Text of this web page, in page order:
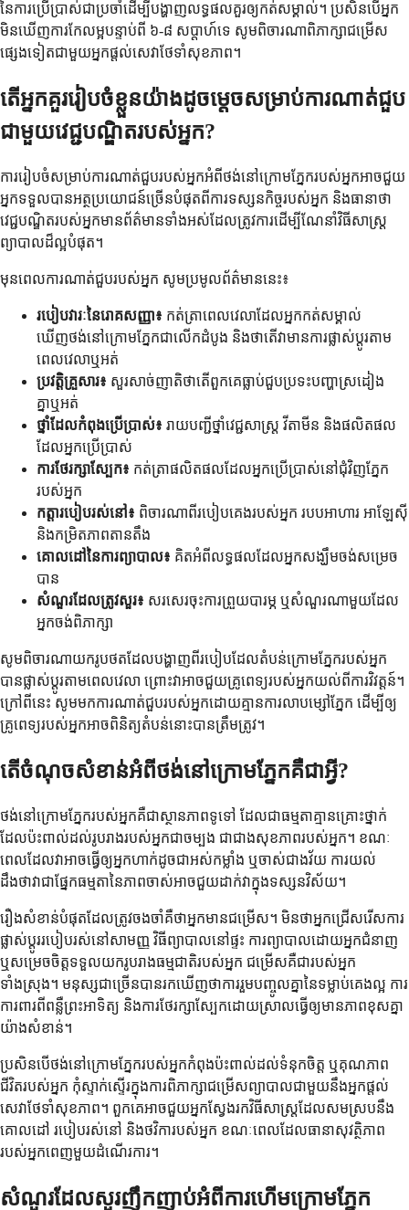
នៃការប្រើប្រាស់ជាប្រចាំដើម្បីបង្ហាញលទ្ធផលគួរឲ្យកត់សម្គាល់។ ប្រសិនបើអ្នក
មិនឃើញការកែលម្អបន្ទាប់ពី ៦-៨ សប្តាហ៍ទេ សូមពិចារណាពិភាក្សាជម្រើស
ផ្សេងទៀតជាមួយអ្នកផ្តល់សេវាថែទាំសុខភាព។
តើអ្នកគួររៀបចំខ្លួនយ៉ាងដូចម្តេចសម្រាប់ការណាត់ជួប
ជាមួយវេជ្ជបណ្ឌិតរបស់អ្នក?
ការរៀបចំសម្រាប់ការណាត់ជួបរបស់អ្នកអំពីថង់នៅក្រោមភ្នែករបស់អ្នកអាចជួយ
អ្នកទទួលបានអត្ថប្រយោជន៍ច្រើនបំផុតពីការទស្សនកិច្ចរបស់អ្នក និងធានាថា
វេជ្ជបណ្ឌិតរបស់អ្នកមានព័ត៌មានទាំងអស់ដែលត្រូវការដើម្បីណែនាំវិធីសាស្ត្រ
ព្យាបាលដ៏ល្អបំផុត។
មុនពេលការណាត់ជួបរបស់អ្នក សូមប្រមូលព័ត៌មាននេះ៖
របៀបវារៈនៃរោគសញ្ញា៖ កត់ត្រាពេលវេលាដែលអ្នកកត់សម្គាល់
ឃើញថង់នៅក្រោមភ្នែកជាលើកដំបូង និងថាតើវាមានការផ្លាស់ប្តូរតាម
ពេលវេលាឬអត់
ប្រវត្តិគ្រួសារ៖ សួរសាច់ញាតិថាតើពួកគេធ្លាប់ជួបប្រទះបញ្ហាស្រដៀង
គ្នាឬអត់
ថ្នាំដែលកំពុងប្រើប្រាស់៖ រាយបញ្ជីថ្នាំវេជ្ជសាស្រ្ត វីតាមីន និងផលិតផល
ដែលអ្នកប្រើប្រាស់
ការថែរក្សាស្បែក៖ កត់ត្រាផលិតផលដែលអ្នកប្រើប្រាស់នៅជុំវិញភ្នែក
របស់អ្នក
កត្តារបៀបរស់នៅ៖ ពិចារណាពីរបៀបគេងរបស់អ្នក របបអាហារ អាឡែស៊ី
និងកម្រិតភាពតានតឹង
គោលដៅនៃការព្យាបាល៖ គិតអំពីលទ្ធផលដែលអ្នកសង្ឃឹមចង់សម្រេច
បាន
សំណួរដែលត្រូវសួរ៖ សរសេរចុះការព្រួយបារម្ភ ឬសំណួរណាមួយដែល
អ្នកចង់ពិភាក្សា
សូមពិចារណាយករូបថតដែលបង្ហាញពីរបៀបដែលតំបន់ក្រោមភ្នែករបស់អ្នក
បានផ្លាស់ប្តូរតាមពេលវេលា ព្រោះវាអាចជួយគ្រូពេទ្យរបស់អ្នកយល់ពីការវិវត្តន៍។
ក្រៅពីនេះ សូមមកការណាត់ជួបរបស់អ្នកដោយគ្មានការលាបម្សៅភ្នែក ដើម្បីឲ្យ
គ្រូពេទ្យរបស់អ្នកអាចពិនិត្យតំបន់នោះបានត្រឹមត្រូវ។
តើចំណុចសំខាន់អំពីថង់នៅក្រោមភ្នែកគឺជាអ្វី?
ថង់នៅក្រោមភ្នែករបស់អ្នកគឺជាស្ថានភាពទូទៅ ដែលជាធម្មតាគ្មានគ្រោះថ្នាក់
ដែលប៉ះពាល់ដល់រូបរាងរបស់អ្នកជាចម្បង ជាជាងសុខភាពរបស់អ្នក។ ខណៈ
ពេលដែលវាអាចធ្វើឲ្យអ្នកហាក់ដូចជាអស់កម្លាំង ឬចាស់ជាងវ័យ ការយល់
ដឹងថាវាជាផ្នែកធម្មតានៃភាពចាស់អាចជួយដាក់វាក្នុងទស្សនវិស័យ។
រឿងសំខាន់បំផុតដែលត្រូវចងចាំគឺថាអ្នកមានជម្រើស។ មិនថាអ្នកជ្រើសរើសការ
ផ្លាស់ប្តូររបៀបរស់នៅសាមញ្ញ វិធីព្យាបាលនៅផ្ទះ ការព្យាបាលដោយអ្នកជំនាញ
ឬសម្រេចចិត្តទទួលយករូបរាងធម្មជាតិរបស់អ្នក ជម្រើសគឺជារបស់អ្នក
ទាំងស្រុង។ មនុស្សជាច្រើនបានរកឃើញថាការរួមបញ្ចូលគ្នានៃទម្លាប់គេងល្អ ការ
ការពារពីពន្លឺព្រះអាទិត្យ និងការថែរក្សាស្បែកដោយស្រាលធ្វើឲ្យមានភាពខុសគ្នា
យ៉ាងសំខាន់។
ប្រសិនបើថង់នៅក្រោមភ្នែករបស់អ្នកកំពុងប៉ះពាល់ដល់ទំនុកចិត្ត ឬគុណភាព
ជីវិតរបស់អ្នក កុំស្ទាក់ស្ទើរក្នុងការពិភាក្សាជម្រើសព្យាបាលជាមួយនឹងអ្នកផ្តល់
សេវាថែទាំសុខភាព។ ពួកគេអាចជួយអ្នកស្វែងរកវិធីសាស្រ្តដែលសមស្របនឹង
គោលដៅ របៀបរស់នៅ និងថវិការបស់អ្នក ខណៈពេលដែលធានាសុវត្ថិភាព
របស់អ្នកពេញមួយដំណើរការ។
សំណួរដែលសួរញឹកញាប់អំពីការហើមក្រោមភ្នែក